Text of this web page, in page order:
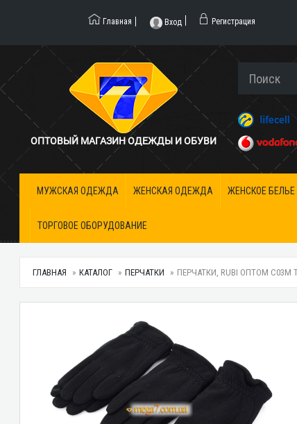
Главная Вход Регистрация
ОПТОВЫЙ МАГАЗИН ОДЕЖДЫ И ОБУВИ
МУЖСКАЯ ОДЕЖДА ЖЕНСКАЯ ОДЕЖДА ЖЕНСКОЕ БЕЛЬЕ
ТОРГОВОЕ ОБОРУДОВАНИЕ
ГЛАВНАЯ КАТАЛОГ ПЕРЧАТКИ ПЕРЧАТКИ, RUBI ОПТОМ С03М